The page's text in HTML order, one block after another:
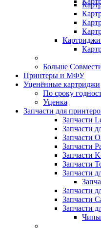
Больше
Принтеры и МФУ
Уценённые картриджи
По сроку
Уценка
Запчасти для
Запчасти
Запчасти
Запчасти
Запчасти
Запчасти
Запчасти
Запчасти
Запчасти
Запчасти
Запчасти
Чипы